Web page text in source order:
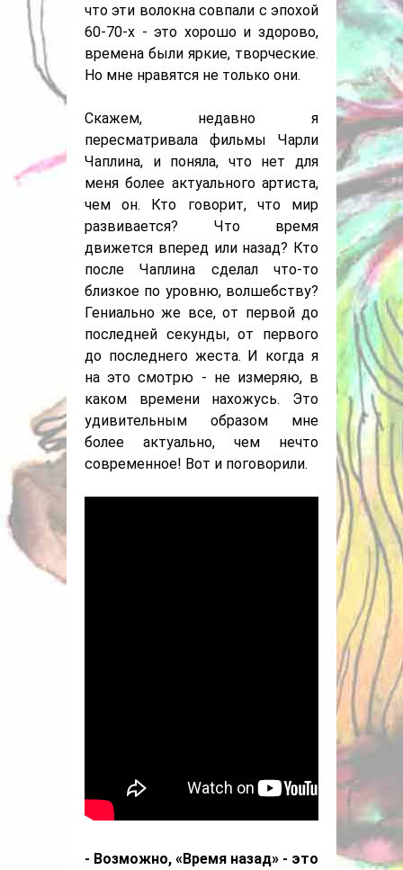
что эти волокна совпали с эпохой
60-70-х - это хорошо и здорово,
времена были яркие, творческие.
Но мне нравятся не только они.
Скажем, недавно я
пересматривала фильмы Чарли
Чаплина, и поняла, что нет для
меня более актуального артиста,
чем он. Кто говорит, что мир
развивается? Что время
движется вперед или назад? Кто
после Чаплина сделал что-то
близкое по уровню, волшебству?
Гениально же все, от первой до
последней секунды, от первого
до последнего жеста. И когда я
на это смотрю - не измеряю, в
каком времени нахожусь. Это
удивительным образом мне
более актуально, чем нечто
современное! Вот и поговорили.
- Возможно, «Время назад» - это